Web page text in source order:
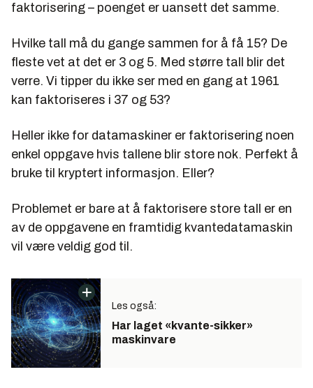
faktorisering – poenget er uansett det samme.
Hvilke tall må du gange sammen for å få 15? De
fleste vet at det er 3 og 5. Med større tall blir det
verre. Vi tipper du ikke ser med en gang at 1961
kan faktoriseres i 37 og 53?
Heller ikke for datamaskiner er faktorisering noen
enkel oppgave hvis tallene blir store nok. Perfekt å
bruke til kryptert informasjon. Eller?
Problemet er bare at å faktorisere store tall er en
av de oppgavene en framtidig kvantedatamaskin
vil være veldig god til.
Les også:
Har laget «kvante-sikker»
maskinvare